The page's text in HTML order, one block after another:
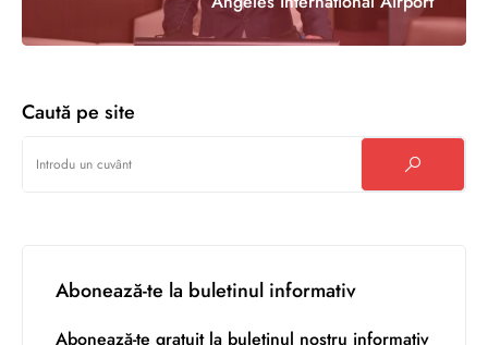
Caută pe site
Abonează-te la buletinul informativ
Abonează-te gratuit la buletinul nostru informativ